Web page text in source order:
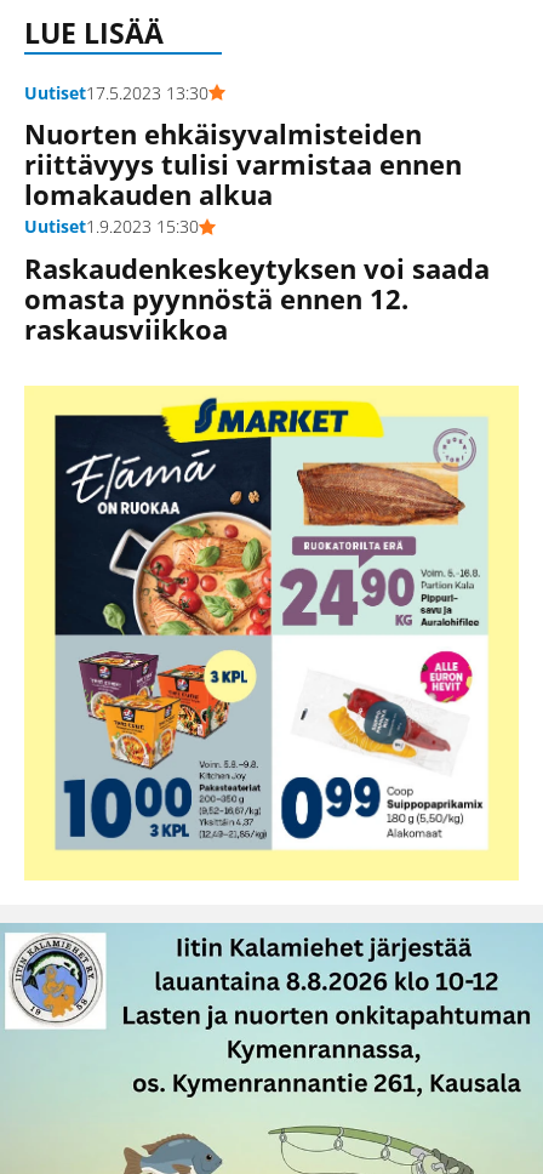
LUE LISÄÄ
Uutiset17.5.2023 13:30
Nuorten ehkäisyvalmisteiden
riittävyys tulisi varmistaa ennen
lomakauden alkua
Uutiset1.9.2023 15:30
Raskaudenkeskeytyksen voi saada
omasta pyynnöstä ennen 12.
raskausviikkoa